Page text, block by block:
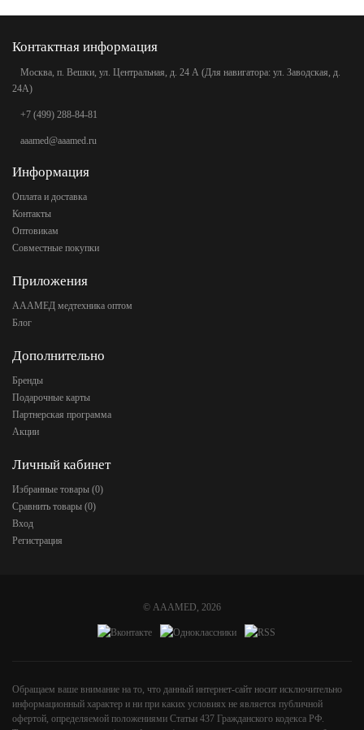
Контактная информация
Москва, п. Вешки, ул. Центральная, д. 24 А (Для навигатора: ул. Заводская, д.
24А)
+7 (499) 288-84-81
aaamed@aaamed.ru
Информация
Оплата и доставка
Контакты
Оптовикам
Совместные покупки
Приложения
АААМЕД медтехника оптом
Блог
Дополнительно
Бренды
Подарочные карты
Партнерская программа
Акции
Личный кабинет
Избранные товары (0)
Сравнить товары (0)
Вход
Регистрация
© AAAMED, 2026
Обращаем ваше внимание на то, что данный интернет-сайт носит исключительно
информационный характер и ни при каких условиях не является публичной
офертой, определяемой положениями Статьи 437 Гражданского кодекса РФ.